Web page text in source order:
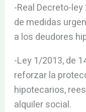
-Real Decreto-
de medidas
a los deudores
-Ley 1/2013, de
reforzar la
hipotecarios,
alquiler social.